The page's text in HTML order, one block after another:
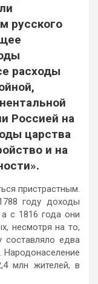
русского
расходы
Россией на
царства
и на
пристрастным.
году доходы
с 1816 года они
несмотря на то,
едва
Народонаселение
млн жителей, в